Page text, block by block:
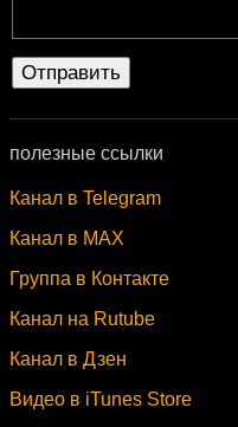
полезные ссылки
Канал в Telegram
Канал в MAX
Группа в Контакте
Канал на Rutube
Канал в Дзен
Видео в iTunes Store